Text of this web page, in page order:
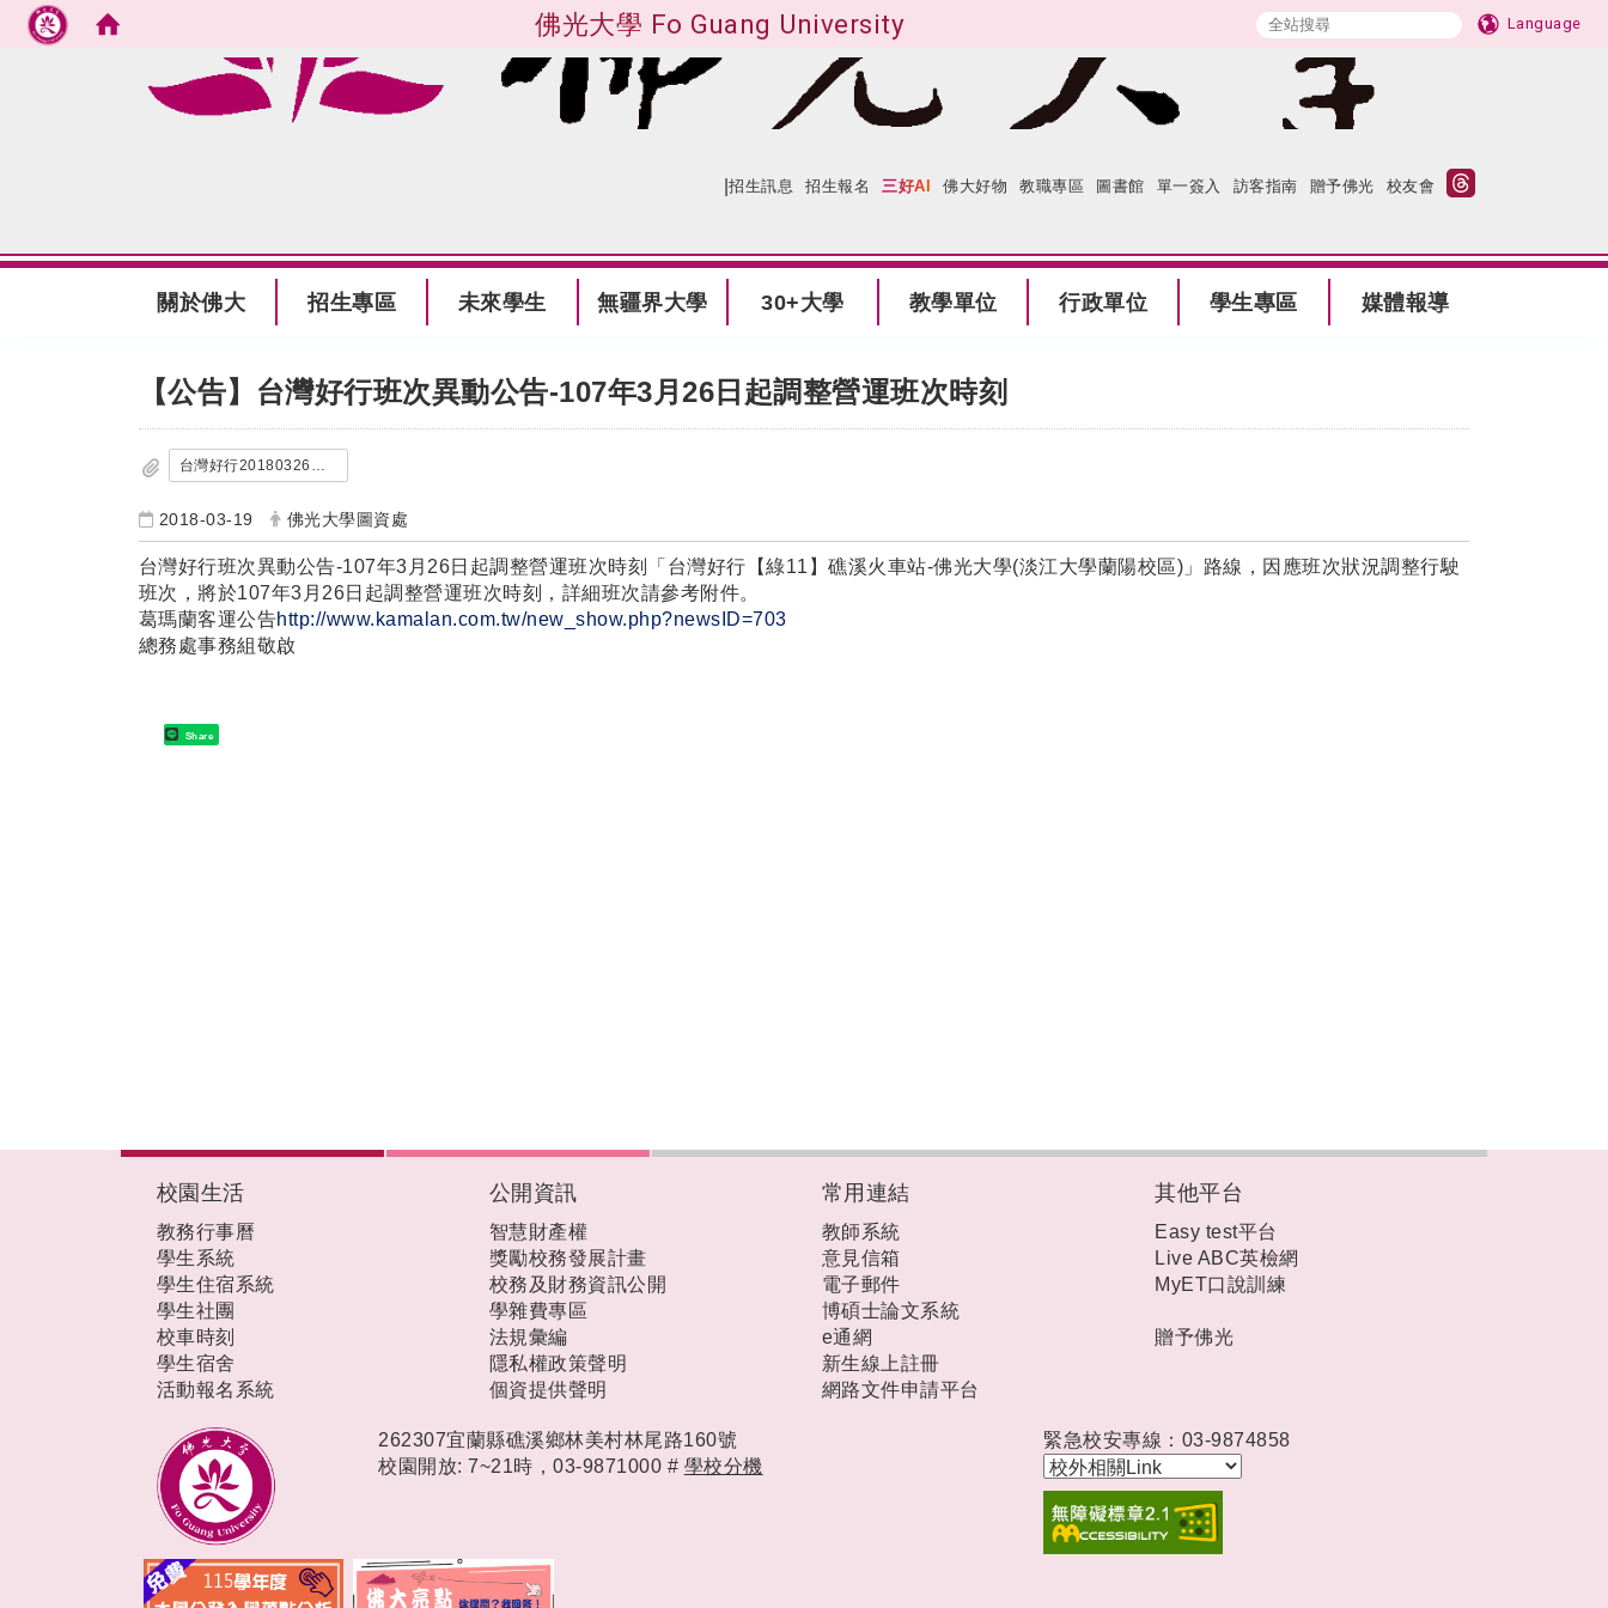
佛光大學 Fo Guang University Language
跳到主要內容
|招生訊息 招生報名 三好AI 佛大好物 教職專區 圖書館 單一簽入 訪客指南 贈予佛光 校友會
關於佛大 招生專區 未來學生 無疆界大學 30+大學 教學單位 行政單位 學生專區 媒體報導
【公告】台灣好行班次異動公告-107年3月26日起調整營運班次時刻
台灣好行20180326起時刻表
2018-03-19 佛光大學圖資處
台灣好行班次異動公告-107年3 月26日起調整營運班次時刻 「台灣好行【綠11 】礁溪火車站-佛光大學(淡江大學蘭陽校區)」路線，因應班次狀況調整行駛
班次，將於107年3月26日起調整營運班次時刻，詳細班次請參考附件。
葛瑪蘭客運公告http://www.kamalan.com.tw/new_show.php?newsID=703
總務處事務組敬啟
Share
校園生活
教務行事曆
學生系統
學生住宿系統
學生社團
校車時刻
學生宿舍
活動報名系統
公開資訊
智慧財產權
獎勵校務發展計畫
校務及財務資訊公開
學雜費專區
法規彙編
隱私權政策聲明
個資提供聲明
常用連結
教師系統
意見信箱
電子郵件
博碩士論文系統
e通網
新生線上註冊
網路文件申請平台
其他平台
Easy test平台
Live ABC英檢網
MyET口說訓練
贈予佛光
262307宜蘭縣礁溪鄉林美村林尾路160號
校園開放: 7~21時，03-9871000 # 學校分機
緊急校安專線：03-9874858